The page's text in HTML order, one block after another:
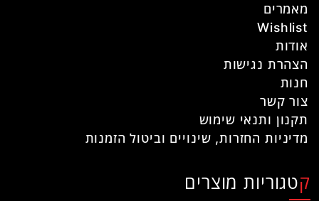
מאמרים
Wishlist
אודות
הצהרת נגישות
חנות
צור קשר
תקנון ותנאי שימוש
מדיניות החזרות, שינויים וביטול הזמנות
קטגוריות מוצרים